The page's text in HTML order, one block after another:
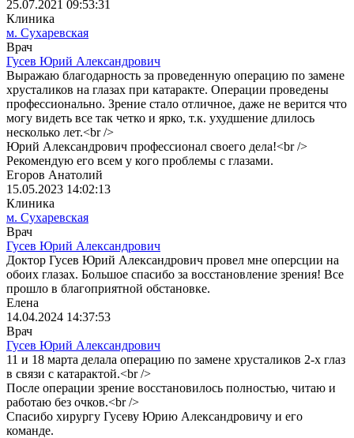
25.07.2021 09:53:31
Клиника
м. Сухаревская
Врач
Гусев Юрий Александрович
Выражаю благодарность за проведенную операцию по замене
хрусталиков на глазах при катаракте. Операции проведены
профессионально. Зрение стало отличное, даже не верится что
могу видеть все так четко и ярко, т.к. ухудшение длилось
несколько лет.<br />
Юрий Александрович профессионал своего дела!<br />
Рекомендую его всем у кого проблемы с глазами.
Егоров Анатолий
15.05.2023 14:02:13
Клиника
м. Сухаревская
Врач
Гусев Юрий Александрович
Доктор Гусев Юрий Александрович провел мне оперсции на
обоих глазах. Большое спасибо за восстановление зрения! Все
прошло в благоприятной обстановке.
Елена
14.04.2024 14:37:53
Врач
Гусев Юрий Александрович
11 и 18 марта делала операцию по замене хрусталиков 2-х глаз
в связи с катарактой.<br />
После операции зрение восстановилось полностью, читаю и
работаю без очков.<br />
Спасибо хирургу Гусеву Юрию Александровичу и его
команде.